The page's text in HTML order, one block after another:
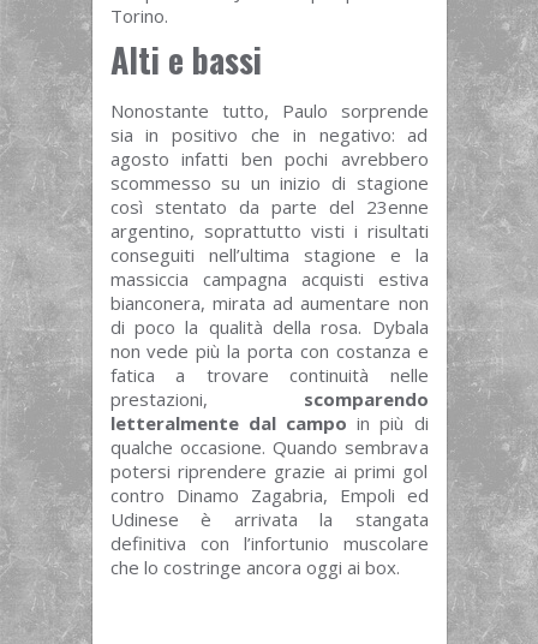
Torino.
Alti e bassi
Nonostante tutto, Paulo sorprende
sia in positivo che in negativo: ad
agosto infatti ben pochi avrebbero
scommesso su un inizio di stagione
così stentato da parte del 23enne
argentino, soprattutto visti i risultati
conseguiti nell’ultima stagione e la
massiccia campagna acquisti estiva
bianconera, mirata ad aumentare non
di poco la qualità della rosa. Dybala
non vede più la porta con costanza e
fatica a trovare continuità nelle
prestazioni, scomparendo
letteralmente dal campo in più di
qualche occasione. Quando sembrava
potersi riprendere grazie ai primi gol
contro Dinamo Zagabria, Empoli ed
Udinese è arrivata la stangata
definitiva con l’infortunio muscolare
che lo costringe ancora oggi ai box.